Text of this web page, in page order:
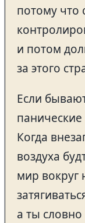
потому что
и потом
за этого
Если
панические
Когда
воздуха
мир вокруг
а ты словно